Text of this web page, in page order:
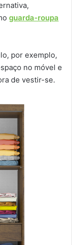
guarda-roupa
por exemplo,
no móvel e
de vestir-se.